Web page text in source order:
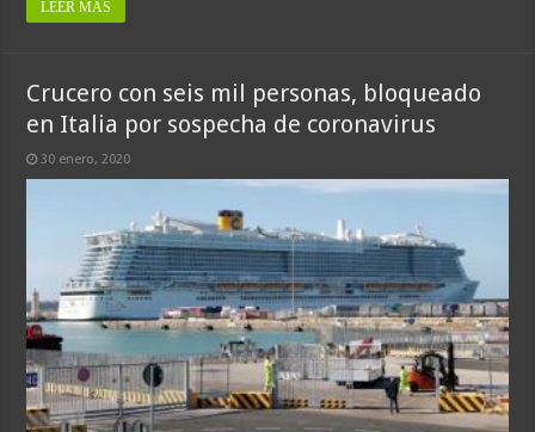
LEER MÁS
Crucero con seis mil personas, bloqueado
en Italia por sospecha de coronavirus
30 enero, 2020